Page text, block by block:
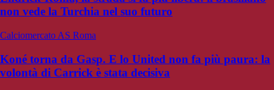
non vede la Turchia nel suo futuro
Calciomercato AS Roma
Koné torna da Gasp. E lo United non fa più paura: la
volontà di Carrick è stata decisiva